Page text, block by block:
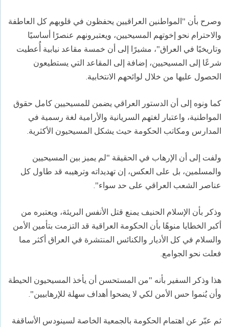
وصرح بأن "المواطنين العراقيين يحفظون في قلوبهم كل العاطفة
والاحترام نحو إخوتهم المسيحيين، ويعتبرونهم عنصرًا أساسيًا
وتاريخيًا في العراق"، مشيرًا إلى أن خمسة مقاعد نيابية أُعطيت
شرعًا إلى المسيحيين، إضافة إلى المقاعد التي يستطيعون
الحصول عليها من خلال لوائحهم الانتخابية.
كما ونوه إلى أن الدستور العراقي يضمن للمسيحيين كامل حقوق
المواطنية، واعتبار لغتهم السريانية والأرامية لغة رسمية في
المدارس ومكاتب الحكومة حيث يشكل المسيحيون الأكثرية.
ولفت إلى أن الإرهاب في الحقيقة "لم يميز بين المسيحيين
والمسلمين، بل على العكس، إن تهديداته وترهيبه قد طاول كل
عناصر الشعب العراقي على حد سواء".
وذكر بأن الإسلام الحنيف يمنع قتل الأنفس البريئة، ويعتبره من
أكبر الخطايا منوهًا بأن الحكومة العراقية قد التزمت بتأمين الأمن
والسلام في كل الأديار والكنائس المنتشرة في العراق أكثر مما
فعلت نحو الجوامع.
هذا وذكر السفير بأنه "من المستحسن أن يأخذ المسيحيون الحيطة
وأن يُنموا حس الأمن لكي لا يضحوا أهداف سهلة للإرهابيين".
ثم عبّر عن اهتمام الحكومة بالجمعية الخاصة لسينودس الأساقفة